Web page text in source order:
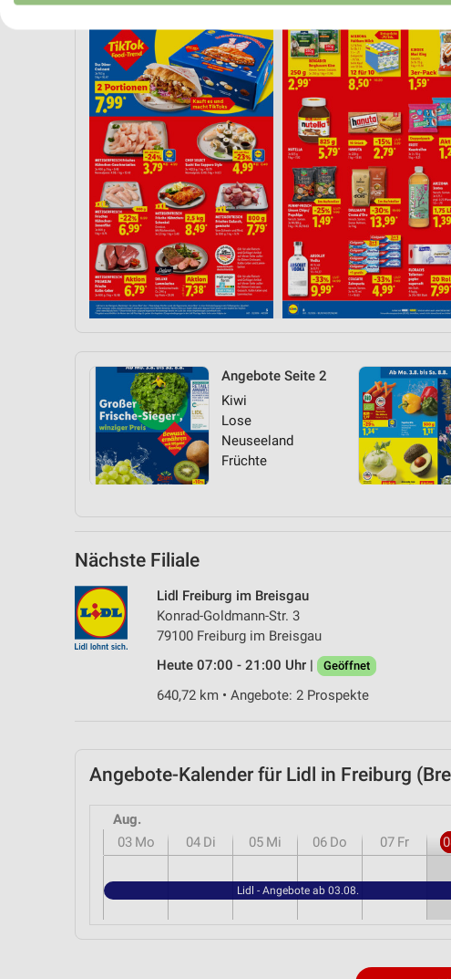
Angebote Seite 2
Kiwi
Lose
Neuseeland
Früchte
Nächste Filiale
Lidl Freiburg im Breisgau
Konrad-Goldmann-Str. 3
79100 Freiburg im Breisgau
Heute 07:00 - 21:00 Uhr |
Geöffnet
640,72 km • Angebote: 2 Prospekte
Angebote-Kalender für Lidl in Freiburg
Aug.
03 Mo 04 Di 05 Mi 06 Do 07 Fr
Lidl - Angebote ab 03.08.
Erstellung von Profilen zur Personalisierung von Inhalten
Verwendung von Profilen zur Auswahl personalisierter Inhalte
Messung der Werbeleistung
Messung der Performance von Inhalten
Analyse von Zielgruppen durch Statistiken oder Kombinationen von
Entwicklung und Verbesserung der Angebote
Verwendung reduzierter Daten zur Auswahl von Inhalten
Geräte anhand von aktiv angeforderten Informationen identifizieren
Nicht-IAB-Verarbeitungszwecke:
Werbung